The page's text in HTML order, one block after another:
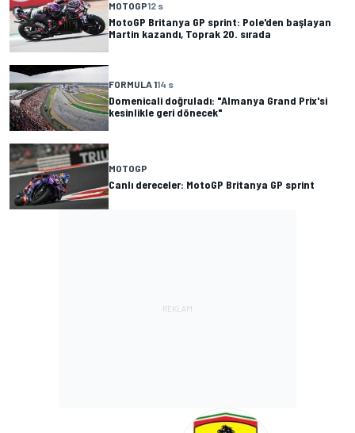
MOTOGP12 s
MotoGP Britanya GP sprint: Pole'den başlayan
Martin kazandı, Toprak 20. sırada
FORMULA 114 s
Domenicali doğruladı: "Almanya Grand Prix'si
kesinlikle geri dönecek"
MOTOGP
Canlı dereceler: MotoGP Britanya GP sprint